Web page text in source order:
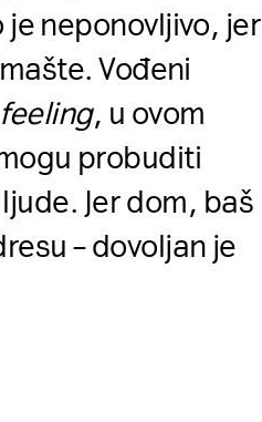
je neponovljivo, jer
Vođeni
, u ovom
probuditi
Jer dom, baš
– dovoljan je